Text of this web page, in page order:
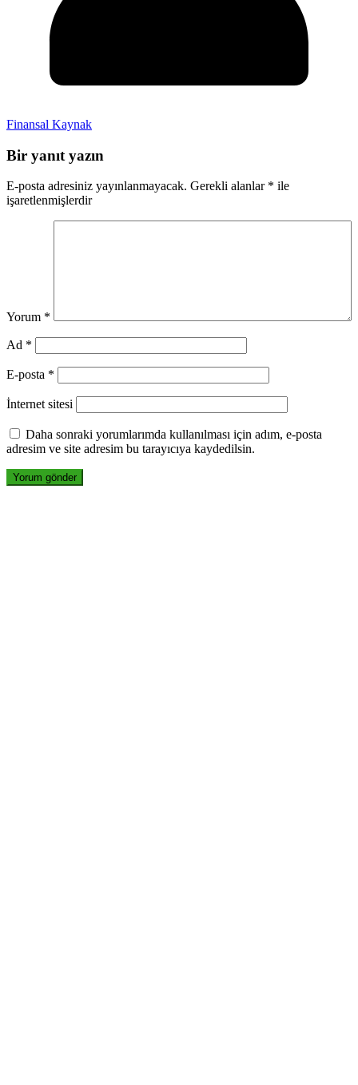
Finansal Kaynak
Bir yanıt yazın
E-posta adresiniz yayınlanmayacak. Gerekli alanlar * ile
işaretlenmişlerdir
Yorum *
Ad *
E-posta *
İnternet sitesi
Daha sonraki yorumlarımda kullanılması için adım, e-posta
adresim ve site adresim bu tarayıcıya kaydedilsin.